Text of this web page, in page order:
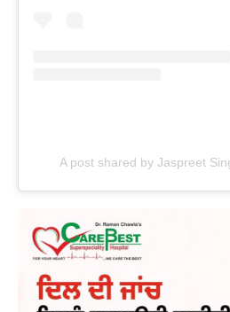
A post shared by Jaspreet